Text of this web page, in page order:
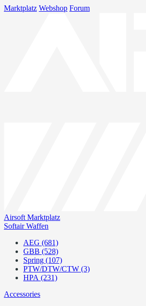
Marktplatz Webshop Forum
Airsoft Marktplatz
Softair Waffen
AEG (681)
GBB (528)
Spring (107)
PTW/DTW/CTW (3)
HPA (231)
Accessories